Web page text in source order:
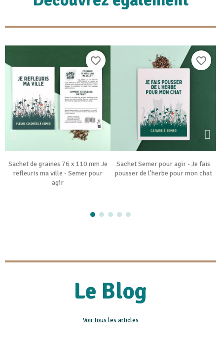
Sachet de graines 76 x 110 mm Je
refleuris ma ville - Semer pour
agir
favorite_border
Sachet Semer pour agir - Je fais
pousser de l'herbe pour mon chat
favorite_border
Le Blog
Voir tous les articles